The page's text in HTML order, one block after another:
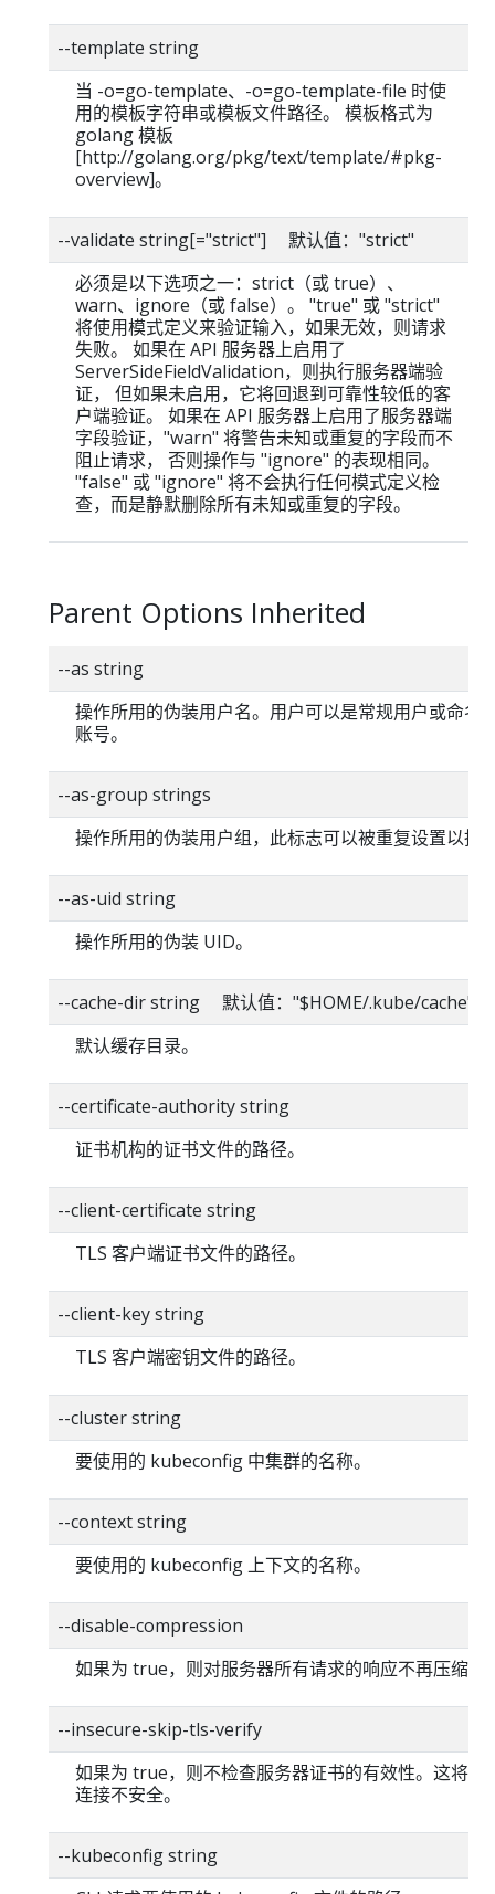
--template string
当 -o=go-template、-o=go-template-file 时使
用的模板字符串或模板文件路径。 模板格式为
golang 模板
[http://golang.org/pkg/text/template/#pkg-
overview]。
--validate string[="strict"] 默认值："strict"
必须是以下选项之一：strict（或 true）、
warn、ignore（或 false）。 "true" 或 "strict"
将使用模式定义来验证输入，如果无效，则请求
失败。 如果在 API 服务器上启用了
ServerSideFieldValidation，则执行服务器端验
证， 但如果未启用，它将回退到可靠性较低的客
户端验证。 如果在 API 服务器上启用了服务器端
字段验证，"warn" 将警告未知或重复的字段而不
阻止请求， 否则操作与 "ignore" 的表现相同。
"false" 或 "ignore" 将不会执行任何模式定义检
查，而是静默删除所有未知或重复的字段。
Parent Options Inherited
--as string
操作所用的伪装用户名。用户可以是常规用户或命名
账号。
--as-group strings
操作所用的伪装用户组，此标志可以被重复设置以指
--as-uid string
操作所用的伪装 UID。
--cache-dir string 默认值："$HOME/.kube/cache"
默认缓存目录。
--certificate-authority string
证书机构的证书文件的路径。
--client-certificate string
TLS 客户端证书文件的路径。
--client-key string
TLS 客户端密钥文件的路径。
--cluster string
要使用的 kubeconfig 中集群的名称。
--context string
要使用的 kubeconfig 上下文的名称。
--disable-compression
如果为 true，则对服务器所有请求的响应不再压缩。
--insecure-skip-tls-verify
如果为 true，则不检查服务器证书的有效性。这将使
连接不安全。
--kubeconfig string